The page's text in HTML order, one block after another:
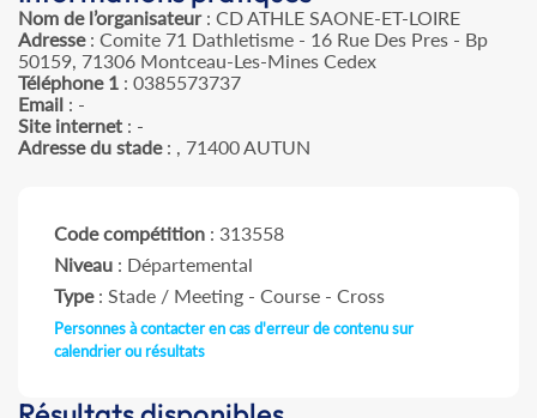
Nom de l’organisateur: CD ATHLE SAONE-ET-LOIRE
Adresse: Comite 71 Dathletisme - 16 Rue Des Pres - Bp
50159, 71306 Montceau-Les-Mines Cedex
Téléphone 1 : 0385573737
Email : -
Site internet : -
Adresse du stade: , 71400 AUTUN
Code compétition : 313558
Niveau : Départemental
Type: Stade / Meeting - Course - Cross
Personnes à contacter en cas d'erreur de contenu sur
calendrier ou résultats